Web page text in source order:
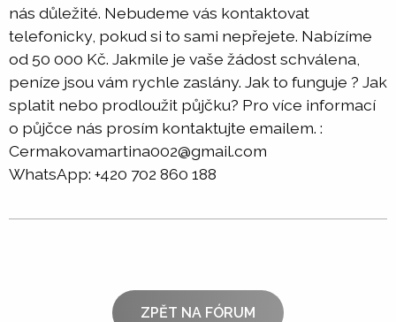
nás důležité. Nebudeme vás kontaktovat
telefonicky, pokud si to sami nepřejete. Nabízíme
od 50 000 Kč. Jakmile je vaše žádost schválena,
peníze jsou vám rychle zaslány. Jak to funguje ? Jak
splatit nebo prodloužit půjčku? Pro více informací
o půjčce nás prosím kontaktujte emailem. :
Cermakovamartina002@gmail.com
WhatsApp: +420 702 860 188
ZPĚT NA FÓRUM